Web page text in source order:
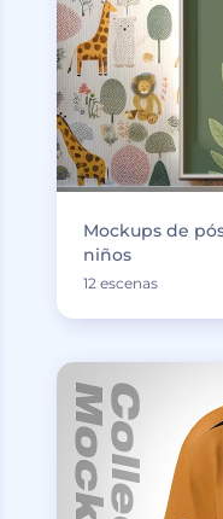
Mockups de
niños
12 escenas